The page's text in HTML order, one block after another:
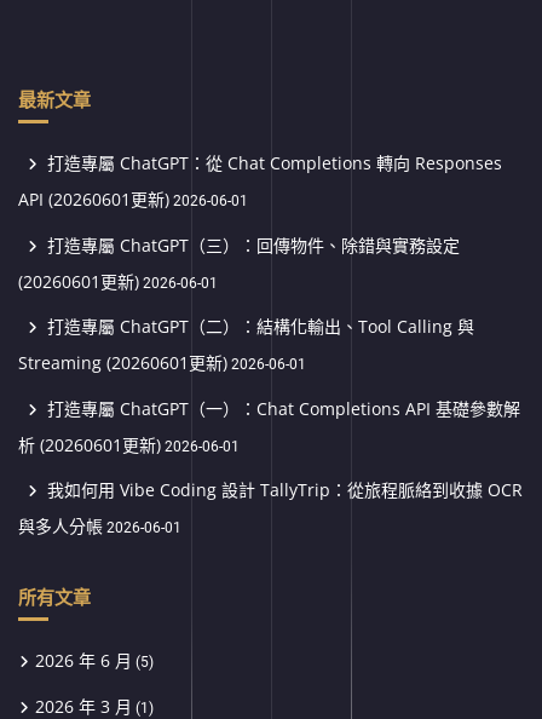
最新文章
打造專屬 ChatGPT：從 Chat Completions 轉向 Responses
API (20260601更新) 2026-06-01
打造專屬 ChatGPT（三）：回傳物件、除錯與實務設定
(20260601更新) 2026-06-01
打造專屬 ChatGPT（二）：結構化輸出、Tool Calling 與
Streaming (20260601更新) 2026-06-01
打造專屬 ChatGPT（一）：Chat Completions API 基礎參數解
析 (20260601更新) 2026-06-01
我如何用 Vibe Coding 設計 TallyTrip：從旅程脈絡到收據 OCR
與多人分帳 2026-06-01
所有文章
2026 年 6 月 (5)
2026 年 3 月 (1)